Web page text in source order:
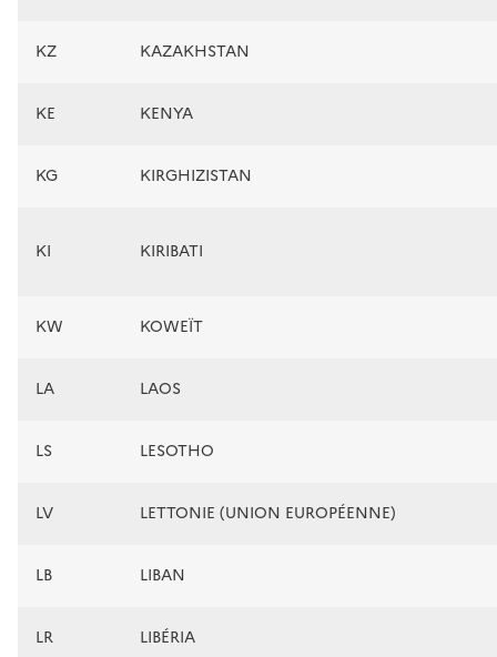
KZ KAZAKHSTAN
KE KENYA
KG KIRGHIZISTAN
KI KIRIBATI
KW KOWEÏT
LA LAOS
LS LESOTHO
LV LETTONIE (UNION EUROPÉENNE)
LB LIBAN
LR LIBÉRIA